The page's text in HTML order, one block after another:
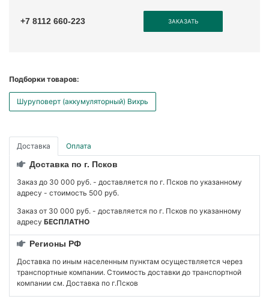
+7 8112 660-223 ЗАКАЗАТЬ
Подборки товаров:
Шуруповерт (аккумуляторный) Вихрь
Доставка Оплата
Доставка по г. Псков
Заказ до 30 000 руб. - доставляется по г. Псков по указанному
адресу - стоимость 500 руб.
Заказ от 30 000 руб. - доставляется по г. Псков по указанному
адресу БЕСПЛАТНО
Регионы РФ
Доставка по иным населенным пунктам осуществляется через
транспортные компании. Стоимость доставки до транспортной
компании см. Доставка по г.Псков